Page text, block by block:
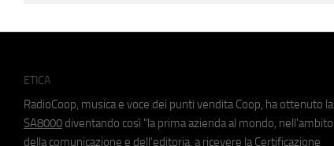
ETICA
RadioCoop, musica e voce dei punti vendita Coop, ha ottenuto la
SA8000 diventando così "la prima azienda al mondo, nell'ambito
della comunicazione e dell'editoria, a ricevere la Certificazione